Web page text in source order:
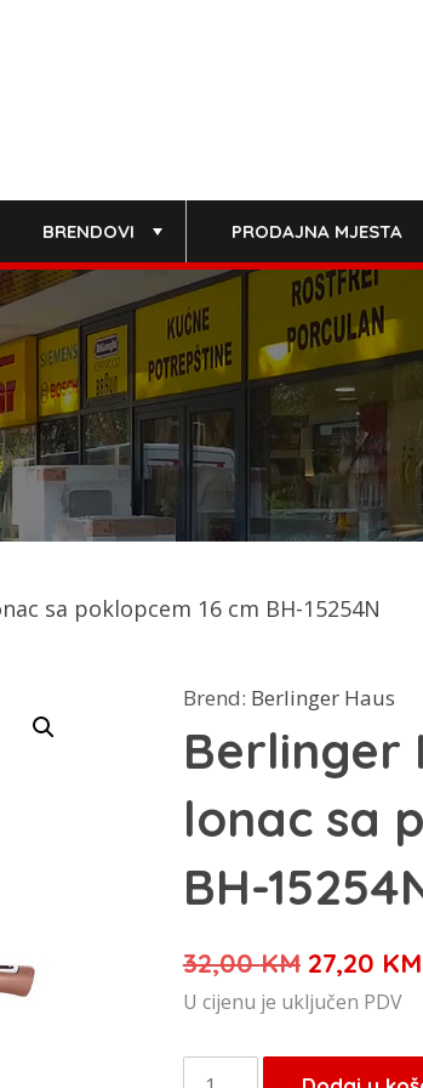
BRENDOVI PRODAJNA MJESTA
sa poklopcem 16 cm BH-15254N
Brend: Berlinger Haus
Berlinger
lonac sa
BH-
32,00KM Izvorna
cijena
je:
27,20 KM
U cijenu je uključen PDV
Berlinger